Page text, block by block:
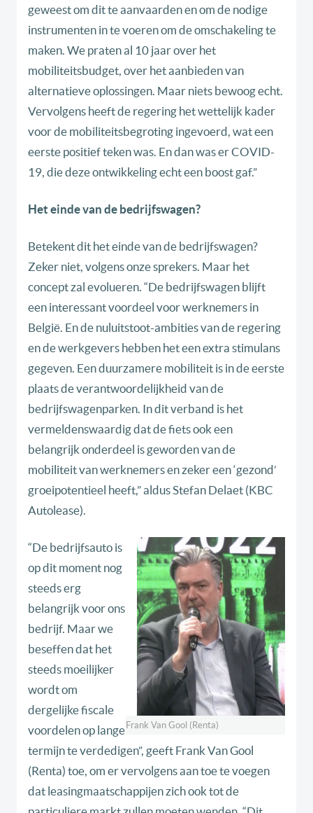
geweest om dit te aanvaarden en om de nodige
instrumenten in te voeren om de omschakeling te
maken. We praten al 10 jaar over het
mobiliteitsbudget, over het aanbieden van
alternatieve oplossingen. Maar niets bewoog echt.
Vervolgens heeft de regering het wettelijk kader
voor de mobiliteitsbegroting ingevoerd, wat een
eerste positief teken was. En dan was er COVID-
19, die deze ontwikkeling echt een boost gaf.”
Het einde van de bedrijfswagen?
Betekent dit het einde van de bedrijfswagen?
Zeker niet, volgens onze sprekers. Maar het
concept zal evolueren. “De bedrijfswagen blijft
een interessant voordeel voor werknemers in
België. En de nuluitstoot-ambities van de regering
en de werkgevers hebben het een extra stimulans
gegeven. Een duurzamere mobiliteit is in de eerste
plaats de verantwoordelijkheid van de
bedrijfswagenparken. In dit verband is het
vermeldenswaardig dat de fiets ook een
belangrijk onderdeel is geworden van de
mobiliteit van werknemers en zeker een ‘gezond’
groeipotentieel heeft,” aldus Stefan Delaet (KBC
Autolease).
Frank Van Gool (Renta)
“De bedrijfsauto is
op dit moment nog
steeds erg
belangrijk voor ons
bedrijf. Maar we
beseffen dat het
steeds moeilijker
wordt om
dergelijke fiscale
voordelen op lange
termijn te verdedigen”, geeft Frank Van Gool
(Renta) toe, om er vervolgens aan toe te voegen
dat leasingmaatschappijen zich ook tot de